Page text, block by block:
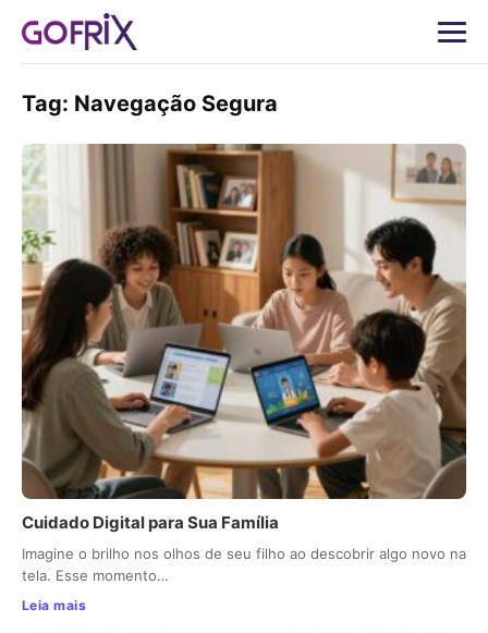
Tag: Navegação Segura
Cuidado Digital para Sua Família
Imagine o brilho nos olhos de seu filho ao descobrir algo novo na
tela. Esse momento…
Leia mais